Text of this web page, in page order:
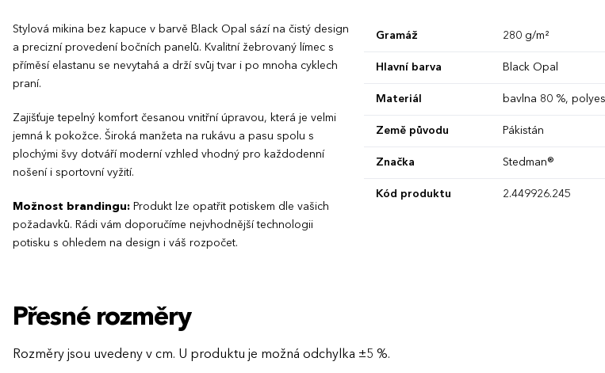
Stylová mikina bez kapuce v barvě Black Opal sází na čistý design
a precizní provedení bočních panelů. Kvalitní žebrovaný límec s
příměsí elastanu se nevytahá a drží svůj tvar i po mnoha cyklech
praní.
Zajišťuje tepelný komfort česanou vnitřní úpravou, která je velmi
jemná k pokožce. Široká manžeta na rukávu a pasu spolu s
plochými švy dotváří moderní vzhled vhodný pro každodenní
nošení i sportovní vyžití.
Možnost brandingu: Produkt lze opatřit potiskem dle vašich
požadavků. Rádi vám doporučíme nejvhodnější technologii
potisku s ohledem na design i váš rozpočet.
Gramáž 280 g/m²
Hlavní barva Black Opal
Materiál bavlna 80 %,
Země původu Pákistán
Značka Stedman®
Kód produktu 2.449926.245
Přesné rozměry
Rozměry jsou uvedeny v cm. U produktu je možná odchylka ±5 %.